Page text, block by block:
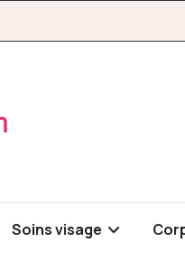
Soins visage